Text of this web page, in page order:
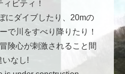
ィビティ！
にダイブしたり、20mの
で川をすべり降りたり！
険心が刺激されること間
いなし!